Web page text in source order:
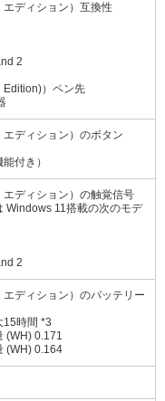
ディション）互換性
2
Edition)）ペン先
ディション）のボタン
付き）
ディション）の触覚信号
Windows 11搭載の次のモデ
2
ディション）のバッテリー
15時間 *3
(WH) 0.171
0.164